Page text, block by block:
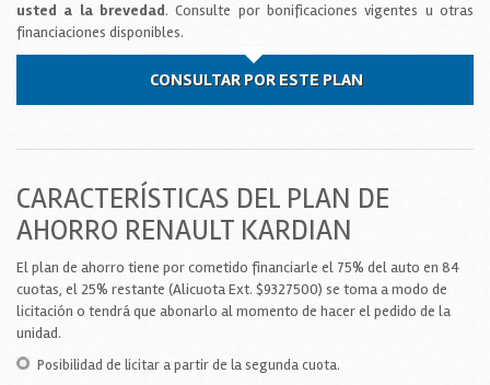
usted a la brevedad. Consulte por bonificaciones vigentes u otras
financiaciones disponibles.
CONSULTAR POR ESTE PLAN
CARACTERÍSTICAS DEL PLAN DE
AHORRO RENAULT KARDIAN
El plan de ahorro tiene por cometido financiarle el 75% del auto en 84
cuotas, el 25% restante (Alicuota Ext. $9327500) se toma a modo de
licitación o tendrá que abonarlo al momento de hacer el pedido de la
unidad.
Posibilidad de licitar a partir de la segunda cuota.